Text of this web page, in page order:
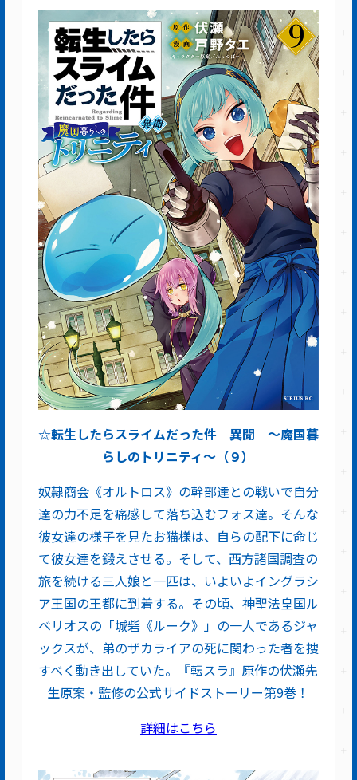
☆転生したらスライムだった件 異聞 ～魔国暮
らしのトリニティ～（９）
奴隷商会《オルトロス》の幹部達との戦いで自分
達の力不足を痛感して落ち込むフォス達。そんな
彼女達の様子を見たお猫様は、自らの配下に命じ
て彼女達を鍛えさせる。そして、西方諸国調査の
旅を続ける三人娘と一匹は、いよいよイングラシ
ア王国の王都に到着する。その頃、神聖法皇国ル
ベリオスの「城砦《ルーク》」の一人であるジャ
ックスが、弟のザカライアの死に関わった者を捜
すべく動き出していた。『転スラ』原作の伏瀬先
生原案・監修の公式サイドストーリー第9巻！
詳細はこちら